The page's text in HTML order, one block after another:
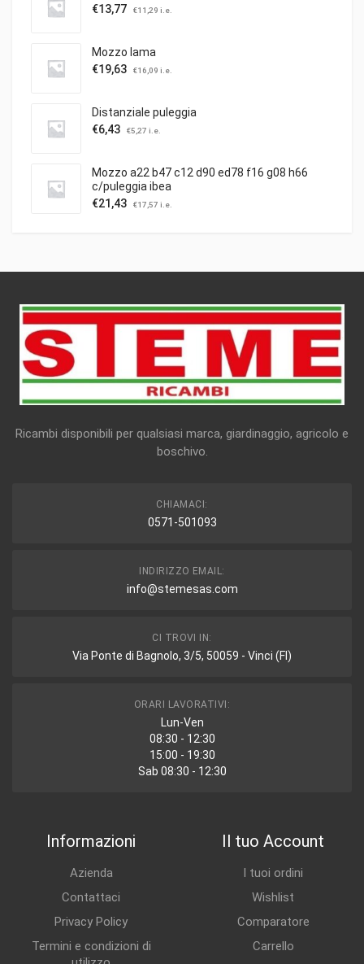
€13,77 €11,29 i.e.
Mozzo lama
€19,63 €16,09 i.e.
Distanziale puleggia
€6,43 €5,27 i.e.
Mozzo a22 b47 c12 d90 ed78 f16 g08 h66
c/puleggia ibea
€21,43 €17,57 i.e.
Ricambi disponibili per qualsiasi marca, giardinaggio, agricolo e
boschivo.
CHIAMACI:
0571-501093
INDIRIZZO EMAIL:
info@stemesas.com
CI TROVI IN:
Via Ponte di Bagnolo, 3/5, 50059 - Vinci (FI)
ORARI LAVORATIVI:
Lun-Ven
08:30 - 12:30
15:00 - 19:30
Sab 08:30 - 12:30
Informazioni
Azienda
Contattaci
Privacy Policy
Termini e condizioni di
Il tuo Account
I tuoi ordini
Wishlist
Comparatore
Carrello